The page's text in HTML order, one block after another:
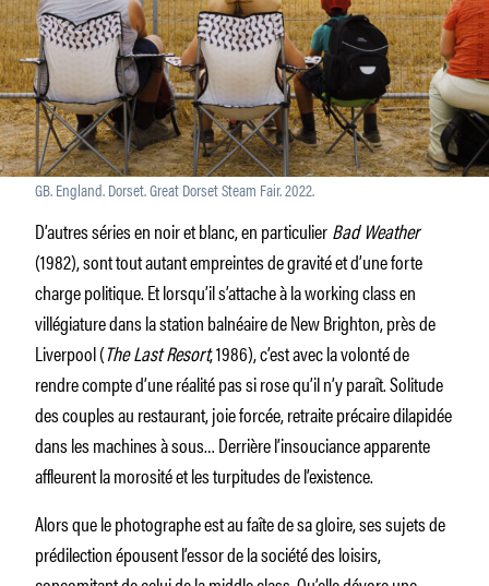
GB. England. Dorset. Great Dorset Steam Fair. 2022.
D’autres séries en noir et blanc, en particulierBad Weather
(1982), sont tout autant empreintes de gravité et d’une forte
charge politique. Et lorsqu’il s’attache à la working class en
villégiature dans la station balnéaire de New Brighton, près de
Liverpool (The Last Resort, 1986), c’est avec la volonté de
rendre compte d’une réalité pas si rose qu’il n’y paraît. Solitude
des couples au restaurant, joie forcée, retraite précaire dilapidée
dans les machines à sous… Derrière l’insouciance apparente
affleurent la morosité et les turpitudes de l’existence.
Alors que le photographe est au faîte de sa gloire, ses sujets de
prédilection épousent l’essor de la société des loisirs,